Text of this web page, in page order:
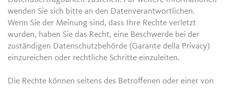
wenden Sie sich bitte an den Datenverantwortlichen.
Wenn Sie der Meinung sind, dass Ihre Rechte verletzt
wurden, haben Sie das Recht, eine Beschwerde bei der
zuständigen Datenschutzbehörde (Garante della Privacy)
einzureichen oder rechtliche Schritte einzuleiten.
Die Rechte können seitens des Betroffenen oder einer von